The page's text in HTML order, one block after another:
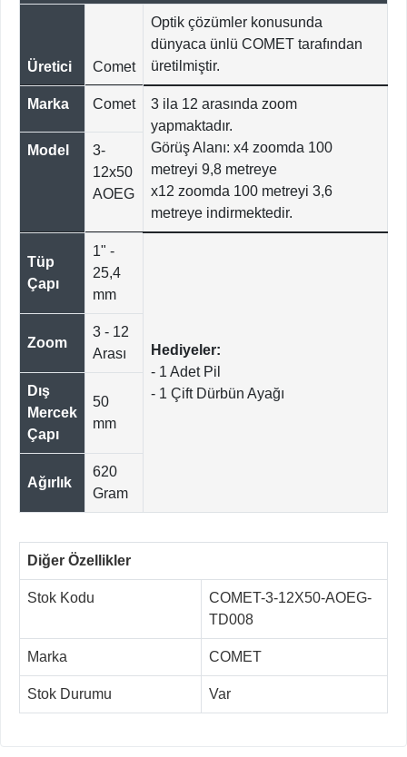
Üretici Comet
Optik çözümler konusunda
dünyaca ünlü COMET tarafından
üretilmiştir.
Marka Comet
3 ila 12 arasında zoom
yapmaktadır.
Görüş Alanı: x4 zoomda 100
metreyi 9,8 metreye
x12 zoomda 100 metreyi 3,6
metreye indirmektedir.
Model
3-
12x50
AOEG
Tüp
Çapı
1" -
25,4
mm
Hediyeler:
- 1 Adet Pil
- 1 Çift Dürbün Ayağı
Zoom
3 - 12
Arası
Dış
Mercek
Çapı
50
mm
Ağırlık
620
Gram
Diğer Özellikler
Stok Kodu
COMET-3-12X50-AOEG-
TD008
Marka COMET
Stok Durumu Var